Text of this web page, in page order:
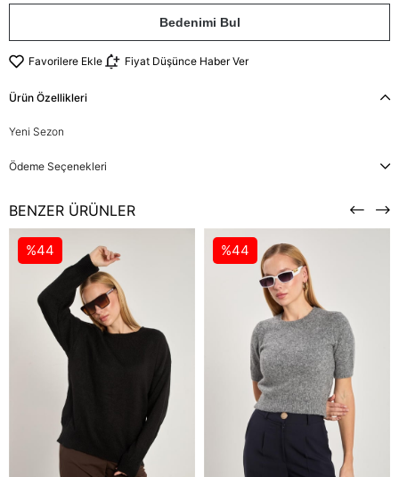
Bedenimi Bul
Favorilere Ekle Fiyat Düşünce Haber Ver
Ürün Özellikleri
Yeni Sezon
Ödeme Seçenekleri
BENZER ÜRÜNLER
%44 %44